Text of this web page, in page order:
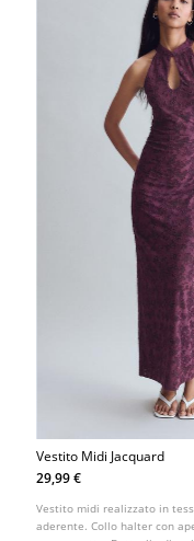
Vestito Midi Jacquard
29,99 €
Vestito midi realizzato in
aderente. Collo halter con